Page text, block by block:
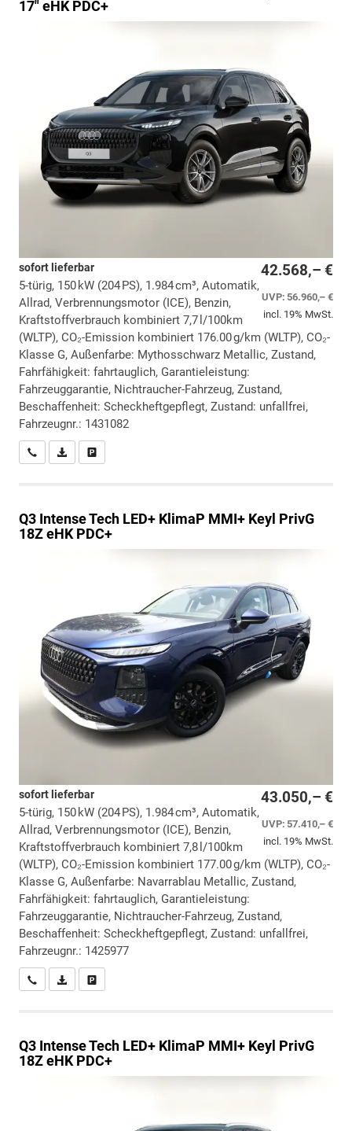
17" eHK PDC+
42.568,– €
UVP:56.960,– €
incl. 19% MwSt.
sofort lieferbar
5-türig, 150 kW (204 PS), 1.984 cm³, Automatik,
Allrad, Verbrennungsmotor (ICE), Benzin,
Kraftstoffverbrauch kombiniert 7,7 l/100km
(WLTP), CO₂-Emission kombiniert 176.00 g/km (WLTP), CO₂-
Klasse G, Außenfarbe: Mythosschwarz Metallic, Zustand,
Fahrfähigkeit: fahrtauglich, Garantieleistung:
Fahrzeuggarantie, Nichtraucher-Fahrzeug, Zustand,
Beschaffenheit: Scheckheftgepflegt, Zustand: unfallfrei,
Fahrzeugnr.: 1431082
Wir rufen Sie anPDF-Datei, Fahrzeugexposé drucken
Q3 Intense Tech LED+ KlimaP MMI+ Keyl PrivG
18Z eHK PDC+
43.050,– €
UVP:57.410,– €
incl. 19% MwSt.
sofort lieferbar
5-türig, 150 kW (204 PS), 1.984 cm³, Automatik,
Allrad, Verbrennungsmotor (ICE), Benzin,
Kraftstoffverbrauch kombiniert 7,8 l/100km
(WLTP), CO₂-Emission kombiniert 177.00 g/km (WLTP), CO₂-
Klasse G, Außenfarbe: Navarrablau Metallic, Zustand,
Fahrfähigkeit: fahrtauglich, Garantieleistung:
Fahrzeuggarantie, Nichtraucher-Fahrzeug, Zustand,
Beschaffenheit: Scheckheftgepflegt, Zustand: unfallfrei,
Fahrzeugnr.: 1425977
Wir rufen Sie anPDF-Datei, Fahrzeugexposé drucken
Q3 Intense Tech LED+ KlimaP MMI+ Keyl PrivG
18Z eHK PDC+